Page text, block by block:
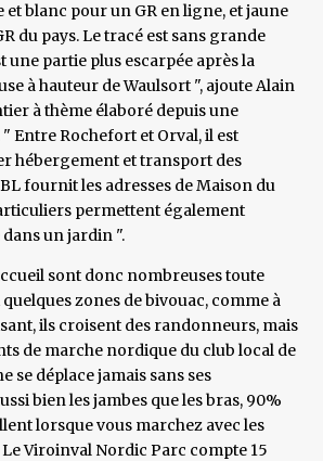
blanc pour un GR en ligne, et jaune
du pays. Le tracé est sans grande
une partie plus escarpée après la
à hauteur de Waulsort ", ajoute Alain
à thème élaboré depuis une
" Entre Rochefort et Orval, il est
hébergement et transport des
fournit les adresses de Maison du
permettent également
un jardin ".
sont donc nombreuses toute
quelques zones de bivouac, comme à
ils croisent des randonneurs, mais
de marche nordique du club local de
se déplace jamais sans ses
bien les jambes que les bras, 90%
lorsque vous marchez avec les
Viroinval Nordic Parc compte 15